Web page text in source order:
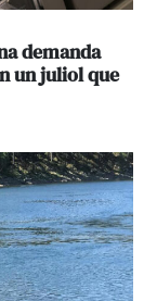
demanda
un juliol que